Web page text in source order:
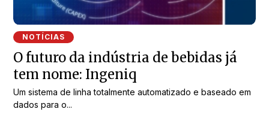
NOTÍCIAS
O futuro da indústria de bebidas já
tem nome: Ingeniq
Um sistema de linha totalmente automatizado e baseado em
dados para o...